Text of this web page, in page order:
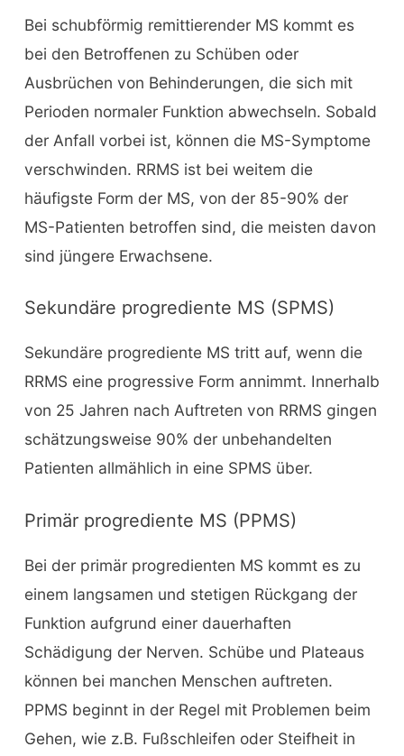
Bei schubförmig remittierender MS kommt es
bei den Betroffenen zu Schüben oder
Ausbrüchen von Behinderungen, die sich mit
Perioden normaler Funktion abwechseln. Sobald
der Anfall vorbei ist, können die MS-Symptome
verschwinden. RRMS ist bei weitem die
häufigste Form der MS, von der 85-90% der
MS-Patienten betroffen sind, die meisten davon
sind jüngere Erwachsene.
Sekundäre progrediente MS (SPMS)
Sekundäre progrediente MS tritt auf, wenn die
RRMS eine progressive Form annimmt. Innerhalb
von 25 Jahren nach Auftreten von RRMS gingen
schätzungsweise 90% der unbehandelten
Patienten allmählich in eine SPMS über.
Primär progrediente MS (PPMS)
Bei der primär progredienten MS kommt es zu
einem langsamen und stetigen Rückgang der
Funktion aufgrund einer dauerhaften
Schädigung der Nerven. Schübe und Plateaus
können bei manchen Menschen auftreten.
PPMS beginnt in der Regel mit Problemen beim
Gehen, wie z.B. Fußschleifen oder Steifheit in